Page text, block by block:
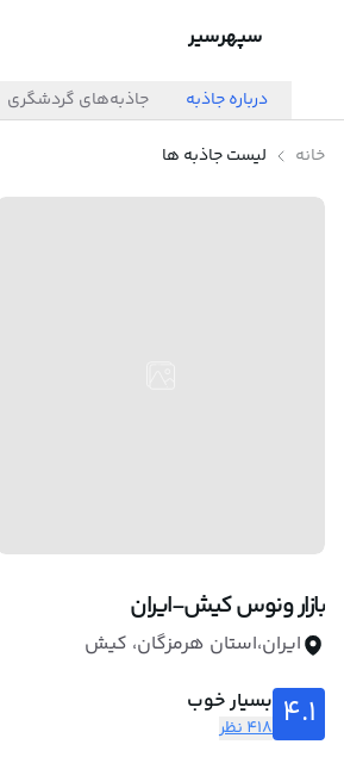
سپهرسیر
درباره جاذبه جاذبه‌های گردشگری
خانه لیست جاذبه ها
بازار ونوس کیش-ایران
ایران،استان هرمزگان، کیش
4.1 بسیار خوب
418 نظر